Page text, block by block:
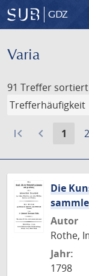
GDZ
Varia
91 Treffer
first_page navigate_before 1 2
Die
Autor
Rothe,
Jahr:
1798